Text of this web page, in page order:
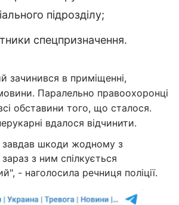
підрозділу;
спецпризначення.
зачинився в приміщенні,
Паралельно правоохоронці
обставини того, що сталося.
вдалося відчинити.
завдав шкоди жодному з
зараз з ним спілкується
- наголосила речниця поліції.